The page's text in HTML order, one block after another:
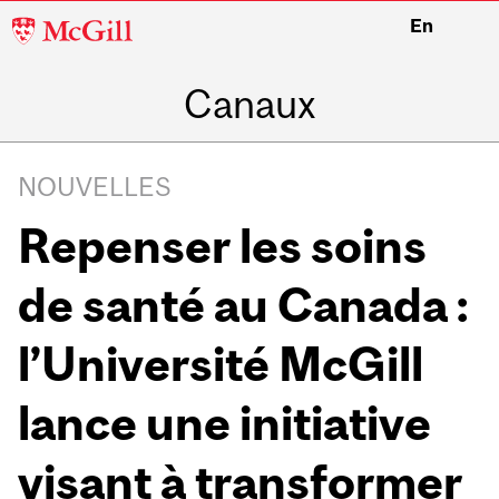
McGill
En
Canaux
NOUVELLES
Repenser les soins
de santé au Canada :
l’Université McGill
lance une initiative
visant à transformer